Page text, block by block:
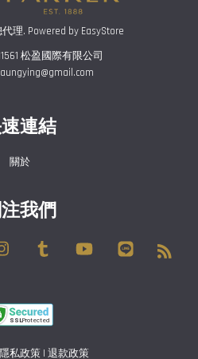
理. Powered by EasyStore
松盈國際有限公司
連結
關於
我們
Instagram Tumblr YouTube
隱私政策 | 退款政策